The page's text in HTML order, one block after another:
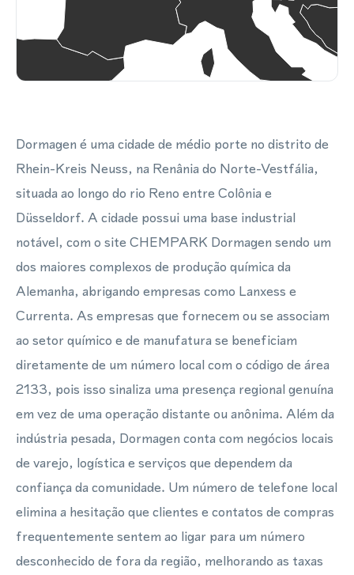
Dormagen é uma cidade de médio porte no distrito de
Rhein-Kreis Neuss, na Renânia do Norte-Vestfália,
situada ao longo do rio Reno entre Colônia e
Düsseldorf. A cidade possui uma base industrial
notável, com o site CHEMPARK Dormagen sendo um
dos maiores complexos de produção química da
Alemanha, abrigando empresas como Lanxess e
Currenta. As empresas que fornecem ou se associam
ao setor químico e de manufatura se beneficiam
diretamente de um número local com o código de área
2133, pois isso sinaliza uma presença regional genuína
em vez de uma operação distante ou anônima. Além da
indústria pesada, Dormagen conta com negócios locais
de varejo, logística e serviços que dependem da
confiança da comunidade. Um número de telefone local
elimina a hesitação que clientes e contatos de compras
frequentemente sentem ao ligar para um número
desconhecido de fora da região, melhorando as taxas